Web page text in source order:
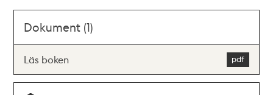
Dokument (1)
Läs boken